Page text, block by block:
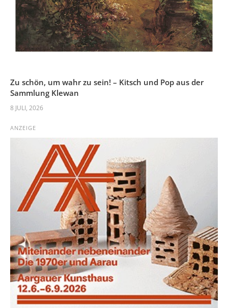
Zu schön, um wahr zu sein! – Kitsch und Pop aus der
Sammlung Klewan
8 JULI, 2026
ANZEIGE